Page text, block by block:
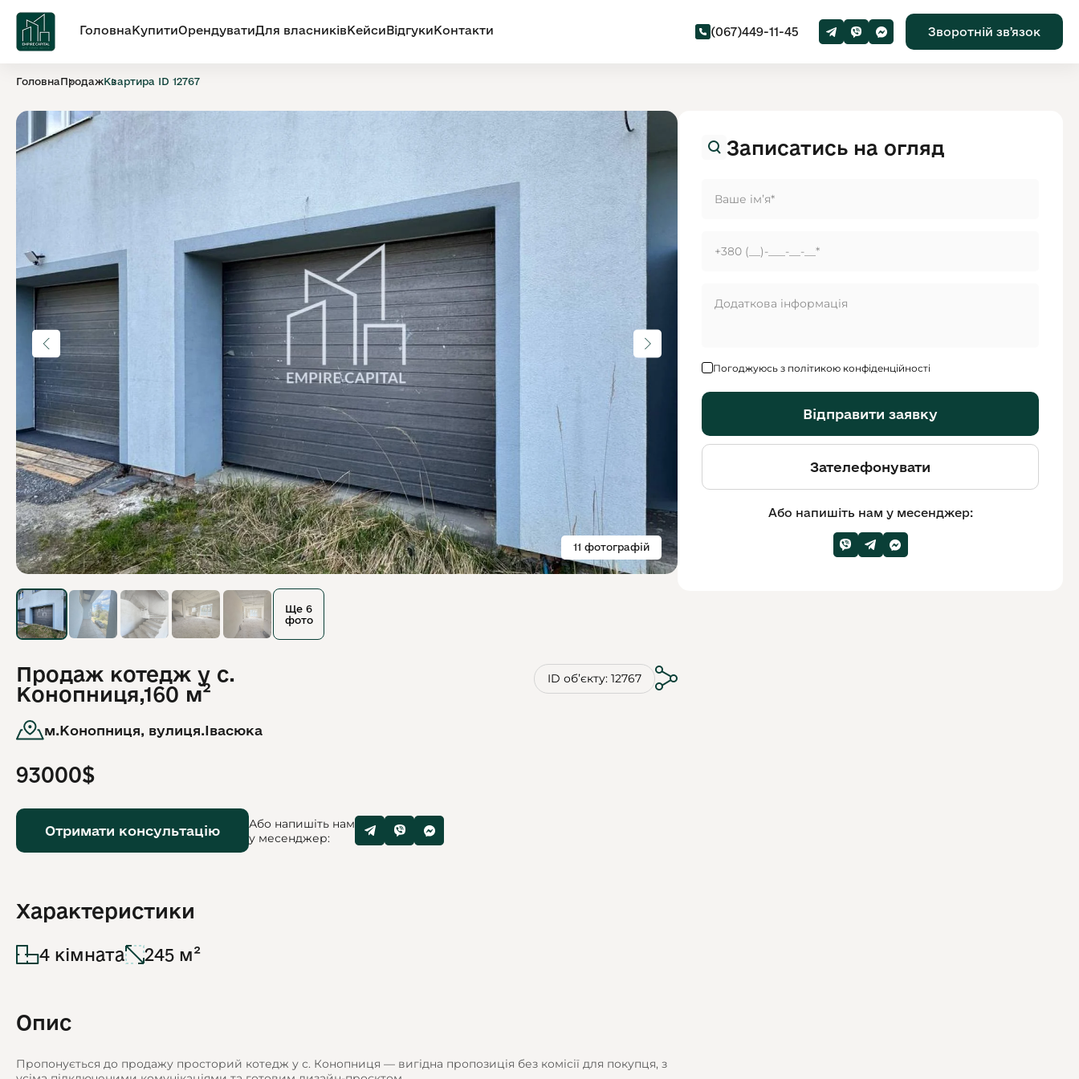
ГоловнаКупитиОрендуватиДля власниківКейсиВідгукиКонтакти (067)449-11-45 Зворотній звʼязок
ГоловнаПродажКвартира ID 12767
11 фотографій
Ще 6
фото
Продаж котедж у с.
Конопниця,160 м²
м.Конопниця, вулиця.Івасюка
ID обʼєкту: 12767
93000$
Отримати консультацію
Або напишіть нам
у месенджер:
Характеристики
4 кімната 245 м²
Опис
Пропонується до продажу просторий котедж у с. Конопниця — вигідна пропозиція без комісії для покупця, з
Записатись на огляд
Погоджуюсь з політикою конфіденційності
Відправити заявку
Зателефонувати
Або напишіть нам у месенджер: